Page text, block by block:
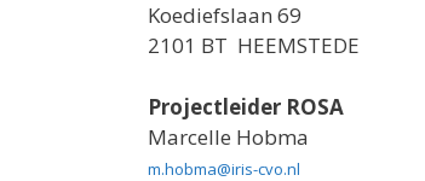
Koediefslaan 69
2101 BT HEEMSTEDE
Projectleider ROSA
Marcelle Hobma
m.hobma@iris-cvo.nl